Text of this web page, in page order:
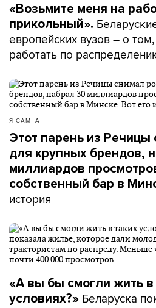
«Возьмите меня на
прикольный».
европейских вузов – о
работать по
Я САМ_А
Этот парень из Речицы
для крупных брендов,
миллиардов
собственный бар в
история
«А вы бы смогли жить в
условиях?» Беларуска